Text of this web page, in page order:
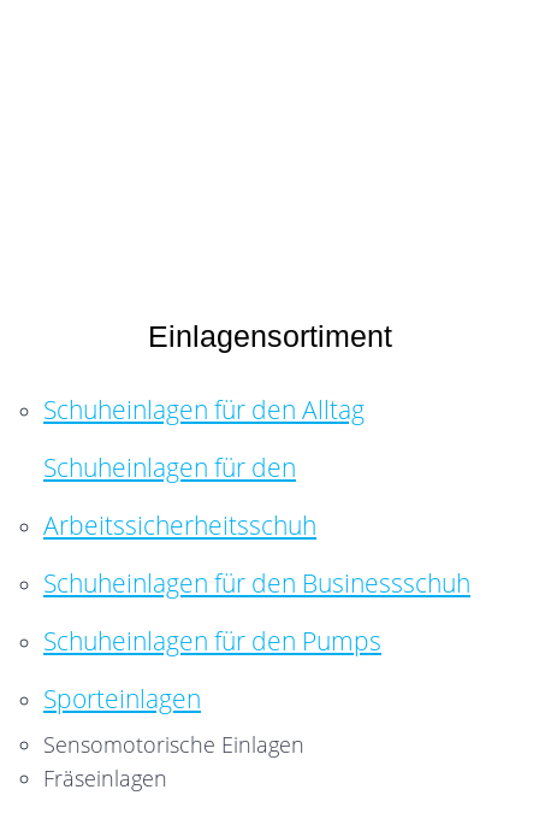
Einlagensortiment
Schuheinlagen für den Alltag
Schuheinlagen für den
Arbeitssicherheitsschuh
Schuheinlagen für den Businessschuh
Schuheinlagen für den Pumps
Sporteinlagen
Sensomotorische Einlagen
Fräseinlagen